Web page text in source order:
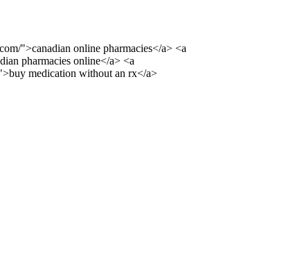
">canadian online pharmacies</a> <a
pharmacies online</a> <a
medication without an rx</a>